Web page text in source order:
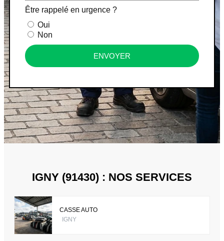
Être rappelé en urgence ?
Oui
Non
ENVOYER
IGNY (91430) : NOS SERVICES
CASSE AUTO
IGNY